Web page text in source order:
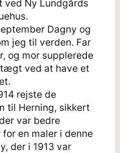
Ny Lundgårds
Dagny og
jeg til verden. Far
og mor supplerede
ved at have et
rejste de
til Herning, sikkert
var bedre
en maler i denne
der i 1913 var